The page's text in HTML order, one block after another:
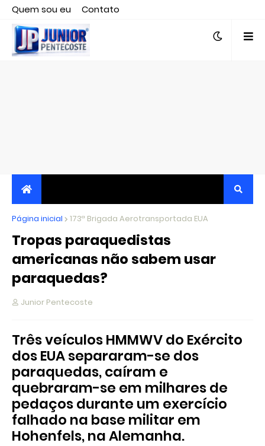
Quem sou eu
Contato
Editor responsável, jornalista Clovis Almeida.
JORNALISMO INDEPENDENTE, TRANSPARENTE E
CRÍTICO
Página inicial 173ª Brigada Aerotransportada EUA
Tropas paraquedistas
americanas não sabem usar
paraquedas?
Junior Pentecoste
Três veículos HMMWV do Exército
dos EUA separaram-se dos
paraquedas, caíram e
quebraram-se em milhares de
pedaços durante um exercício
falhado na base militar em
Hohenfels, na Alemanha.